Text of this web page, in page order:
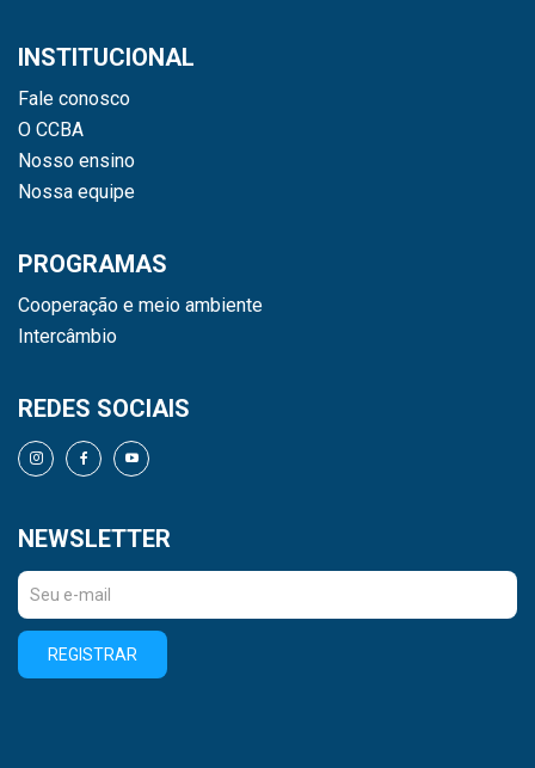
INSTITUCIONAL
Fale conosco
O CCBA
Nosso ensino
Nossa equipe
PROGRAMAS
Cooperação e meio ambiente
Intercâmbio
REDES SOCIAIS
NEWSLETTER
REGISTRAR